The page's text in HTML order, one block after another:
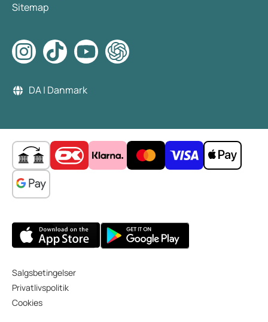
Sitemap
DA | Danmark
Salgsbetingelser
Privatlivspolitik
Cookies